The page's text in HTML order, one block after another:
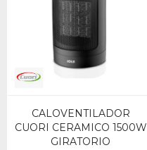
CALOVENTILADOR
CUORI CERAMICO 1500W
GIRATORIO